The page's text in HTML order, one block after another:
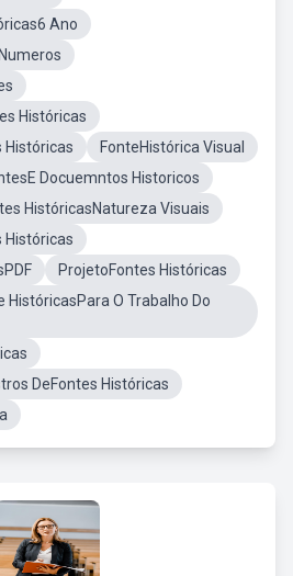
Ano
Históricas
Históricas
FonteHistórica Visual
Docuemntos Historicos
HistóricasNatureza Visuais
Históricas
ProjetoFontes Históricas
HistóricasPara O Trabalho Do
DeFontes Históricas